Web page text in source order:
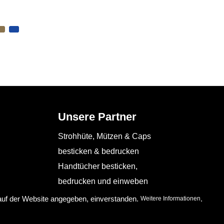
Unsere Partner
Strohhüte, Mützen & Caps
besticken & bedrucken
Handtücher besticken,
bedrucken und einweben
Schürzen bedrucken
der Website angegeben, einverstanden. Weitere Informationen.